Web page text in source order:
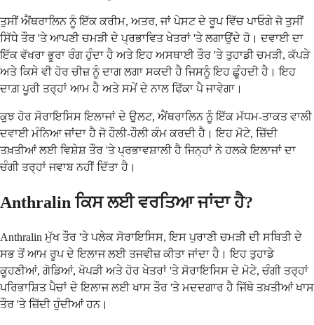
ਤੁਸੀਂ ਐਂਥਰਾਲਿਨ ਨੂੰ ਇੱਕ ਕਰੀਮ, ਅਤਰ, ਜਾਂ ਪੇਸਟ ਦੇ ਰੂਪ ਵਿੱਚ ਪਾਓਗੇ ਜੋ ਤੁਸੀਂ
ਸਿੱਧੇ ਤੌਰ 'ਤੇ ਆਪਣੀ ਚਮੜੀ ਦੇ ਪ੍ਰਭਾਵਿਤ ਖੇਤਰਾਂ 'ਤੇ ਲਗਾਉਂਦੇ ਹੋ। ਦਵਾਈ ਦਾ
ਇੱਕ ਵੱਖਰਾ ਭੂਰਾ ਰੰਗ ਹੁੰਦਾ ਹੈ ਅਤੇ ਇਹ ਅਸਥਾਈ ਤੌਰ 'ਤੇ ਤੁਹਾਡੀ ਚਮੜੀ, ਕੱਪੜੇ
ਅਤੇ ਕਿਸੇ ਵੀ ਹੋਰ ਚੀਜ਼ ਨੂੰ ਦਾਗ ਲਗਾ ਸਕਦੀ ਹੈ ਜਿਸਨੂੰ ਇਹ ਛੂੰਹਦੀ ਹੈ। ਇਹ
ਦਾਗ਼ ਪੂਰੀ ਤਰ੍ਹਾਂ ਆਮ ਹੈ ਅਤੇ ਸਮੇਂ ਦੇ ਨਾਲ ਫਿੱਕਾ ਪੈ ਜਾਵੇਗਾ।
ਕੁਝ ਹੋਰ ਸੋਰਾਇਸਿਸ ਇਲਾਜਾਂ ਦੇ ਉਲਟ, ਐਂਥਰਾਲਿਨ ਨੂੰ ਇੱਕ ਮੱਧਮ-ਤਾਕਤ ਵਾਲੀ
ਦਵਾਈ ਮੰਨਿਆ ਜਾਂਦਾ ਹੈ ਜੋ ਹੌਲੀ-ਹੌਲੀ ਕੰਮ ਕਰਦੀ ਹੈ। ਇਹ ਮੋਟੇ, ਜ਼ਿੱਦੀ
ਤਖ਼ਤੀਆਂ ਲਈ ਵਿਸ਼ੇਸ਼ ਤੌਰ 'ਤੇ ਪ੍ਰਭਾਵਸ਼ਾਲੀ ਹੈ ਜਿਨ੍ਹਾਂ ਨੇ ਹਲਕੇ ਇਲਾਜਾਂ ਦਾ
ਚੰਗੀ ਤਰ੍ਹਾਂ ਜਵਾਬ ਨਹੀਂ ਦਿੱਤਾ ਹੈ।
Anthralin ਕਿਸ ਲਈ ਵਰਤਿਆ ਜਾਂਦਾ ਹੈ?
Anthralin ਮੁੱਖ ਤੌਰ 'ਤੇ ਪਲੇਕ ਸੋਰਾਇਸਿਸ, ਇਸ ਪੁਰਾਣੀ ਚਮੜੀ ਦੀ ਸਥਿਤੀ ਦੇ
ਸਭ ਤੋਂ ਆਮ ਰੂਪ ਦੇ ਇਲਾਜ ਲਈ ਤਜਵੀਜ਼ ਕੀਤਾ ਜਾਂਦਾ ਹੈ। ਇਹ ਤੁਹਾਡੇ
ਕੂਹਣੀਆਂ, ਗੋਡਿਆਂ, ਖੋਪੜੀ ਅਤੇ ਹੋਰ ਖੇਤਰਾਂ 'ਤੇ ਸੋਰਾਇਸਿਸ ਦੇ ਮੋਟੇ, ਚੰਗੀ ਤਰ੍ਹਾਂ
ਪਰਿਭਾਸ਼ਿਤ ਪੈਚਾਂ ਦੇ ਇਲਾਜ ਲਈ ਖਾਸ ਤੌਰ 'ਤੇ ਮਦਦਗਾਰ ਹੈ ਜਿੱਥੇ ਤਖ਼ਤੀਆਂ ਖਾਸ
ਤੌਰ 'ਤੇ ਜ਼ਿੱਦੀ ਹੁੰਦੀਆਂ ਹਨ।